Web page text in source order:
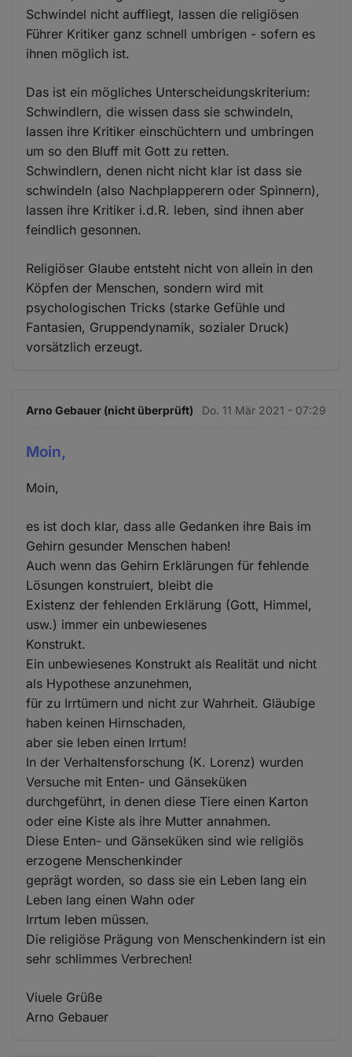
Schwindel nicht auffliegt, lassen die religiösen
Führer Kritiker ganz schnell umbrigen - sofern es
ihnen möglich ist.
Das ist ein mögliches Unterscheidungskriterium:
Schwindlern, die wissen dass sie schwindeln,
lassen ihre Kritiker einschüchtern und umbringen
um so den Bluff mit Gott zu retten.
Schwindlern, denen nicht nicht klar ist dass sie
schwindeln (also Nachplapperern oder Spinnern),
lassen ihre Kritiker i.d.R. leben, sind ihnen aber
feindlich gesonnen.
Religiöser Glaube entsteht nicht von allein in den
Köpfen der Menschen, sondern wird mit
psychologischen Tricks (starke Gefühle und
Fantasien, Gruppendynamik, sozialer Druck)
vorsätzlich erzeugt.
Arno Gebauer (nicht überprüft) Do. 11 Mär 2021 - 07:29
Moin,
Moin,
es ist doch klar, dass alle Gedanken ihre Bais im
Gehirn gesunder Menschen haben!
Auch wenn das Gehirn Erklärungen für fehlende
Lösungen konstruiert, bleibt die
Existenz der fehlenden Erklärung (Gott, Himmel,
usw.) immer ein unbewiesenes
Konstrukt.
Ein unbewiesenes Konstrukt als Realität und nicht
als Hypothese anzunehmen,
für zu Irrtümern und nicht zur Wahrheit. Gläubige
haben keinen Hirnschaden,
aber sie leben einen Irrtum!
In der Verhaltensforschung (K. Lorenz) wurden
Versuche mit Enten- und Gänseküken
durchgeführt, in denen diese Tiere einen Karton
oder eine Kiste als ihre Mutter annahmen.
Diese Enten- und Gänseküken sind wie religiös
erzogene Menschenkinder
geprägt worden, so dass sie ein Leben lang ein
Leben lang einen Wahn oder
Irrtum leben müssen.
Die religiöse Prägung von Menschenkindern ist ein
sehr schlimmes Verbrechen!
Viuele Grüße
Arno Gebauer